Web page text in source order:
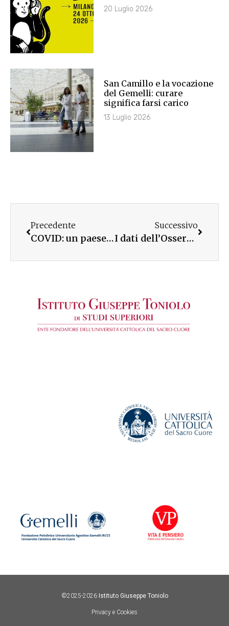
20 Luglio 2026
San Camillo e la vocazione
del Gemelli: curare
significa farsi carico
13 Luglio 2026
Precedente
COVID: un paese in bilico tra rischi e opportunità – Donne in prima linea – WEBINAR
Successivo
I dati dell’Osservatorio Giovani al Festival della comunicazione non ostile
©2025-2026 Istituto Giuseppe Toniolo
Privacy e Cookies